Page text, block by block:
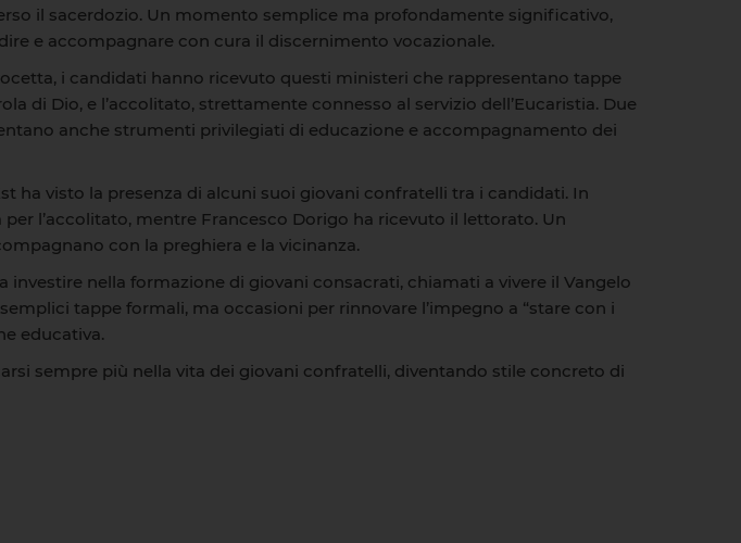
il sacerdozio. Un momento semplice ma profondamente significativo,
e accompagnare con cura il discernimento vocazionale.
i candidati hanno ricevuto questi ministeri che rappresentano tappe
di Dio, e l’accolitato, strettamente connesso al servizio dell’Eucaristia. Due
anche strumenti privilegiati di educazione e accompagnamento dei
ha visto la presenza di alcuni suoi giovani confratelli tra i candidati. In
l’accolitato, mentre Francesco Dorigo ha ricevuto il lettorato. Un
con la preghiera e la vicinanza.
nella formazione di giovani consacrati, chiamati a vivere il Vangelo
tappe formali, ma occasioni per rinnovare l’impegno a “stare con i
educativa.
sempre più nella vita dei giovani confratelli, diventando stile concreto di